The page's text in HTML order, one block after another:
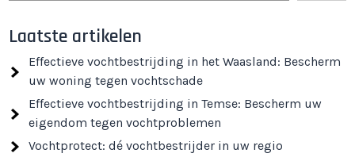
Laatste artikelen
Effectieve vochtbestrijding in het Waasland: Bescherm
uw woning tegen vochtschade
Effectieve vochtbestrijding in Temse: Bescherm uw
eigendom tegen vochtproblemen
Vochtprotect: dé vochtbestrijder in uw regio